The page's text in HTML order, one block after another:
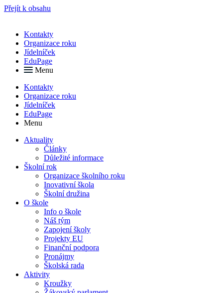
Přejít k obsahu
Kontakty
Organizace roku
Jídelníček
EduPage
Menu
Kontakty
Organizace roku
Jídelníček
EduPage
Menu
Aktuality
Články
Důležité informace
Školní rok
Organizace školního roku
Inovativní škola
Školní družina
O škole
Info o škole
Náš tým
Zapojení školy
Projekty EU
Finanční podpora
Pronájmy
Školská rada
Aktivity
Kroužky